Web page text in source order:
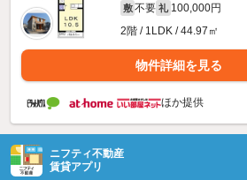
敷 不要 礼 100,000円
2階 / 1LDK / 44.97㎡
物件詳細を見る
ほか提供
ニフティ不動産
賃貸アプリ